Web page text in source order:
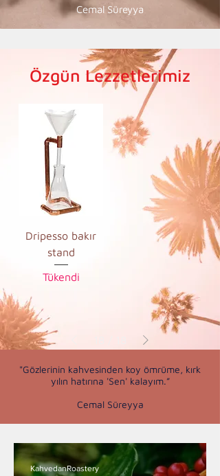
Cemal Süreyya
Özgün Lezzetlerimiz
Dripesso bakır
stand
Tükendi
"Gözlerinin kahvesinden koy ömrüme, kırk
yılın hatırına 'Sen' kalayım.”
Cemal Süreyya
KahvedanRoastery